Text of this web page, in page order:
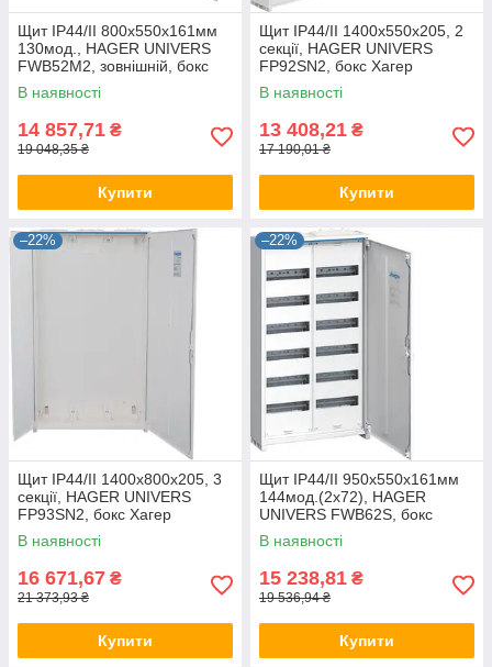
Щит IP44/II 800x550x161мм
130мод., HAGER UNIVERS
FWB52M2, зовнішній, бокс
Хагер настінний, шафа
метал rozetka
В наявності
14 857,71 ₴
19 048,35 ₴
Купити
Щит IP44/II 1400x550x205, 2
секції, HAGER UNIVERS
FP92SN2, бокс Хагер
настінний, шафа метал
(rozetka)
В наявності
13 408,21 ₴
17 190,01 ₴
Купити
–22%
Щит IP44/II 1400x800x205, 3
секції, HAGER UNIVERS
FP93SN2, бокс Хагер
настінний, шафа метал
(rozetka)
В наявності
16 671,67 ₴
21 373,93 ₴
Купити
–22%
Щит IP44/II 950x550x161мм
144мод.(2x72), HAGER
UNIVERS FWB62S, бокс
Хагер настінний, шафа
метал (rozetka)
В наявності
15 238,81 ₴
19 536,94 ₴
Купити